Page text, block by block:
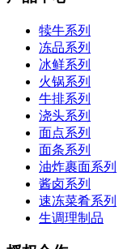
犊牛系列
冻品系列
冰鲜系列
火锅系列
牛排系列
浇头系列
面点系列
面条系列
油炸裹面系列
酱卤系列
速冻菜肴系列
生调理制品